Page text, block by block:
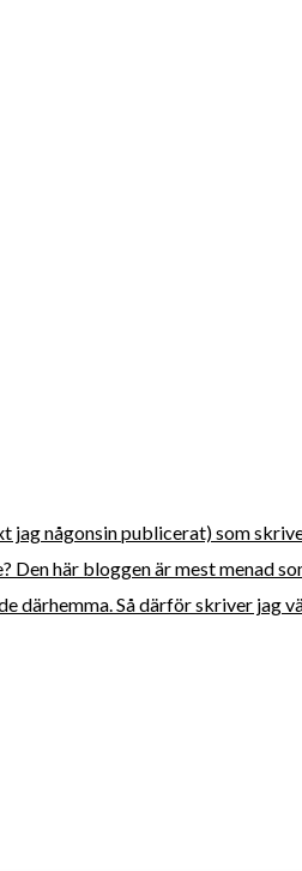
någonsin publicerat) som
här bloggen är mest menad
Så därför skriver jag